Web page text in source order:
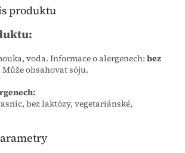
produktu
voda. Informace o alergenech: bez
Může obsahovat sóju.
bez laktózy, vegetariánské,